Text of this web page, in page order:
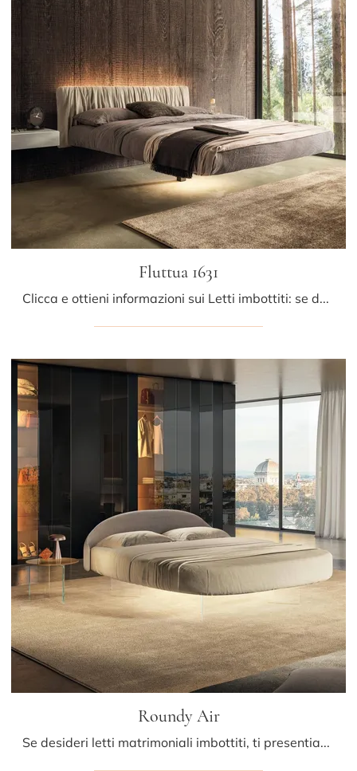
Fluttua 1631
Clicca e ottieni informazioni sui Letti imbottiti: se desideri modelli matrimoniali design, il modello Fluttua 1631 Lago fa per te.
Roundy Air
Se desideri letti matrimoniali imbottiti, ti presentiamo il modello Roundy Air in tessuto per arricchire la camera da letto.